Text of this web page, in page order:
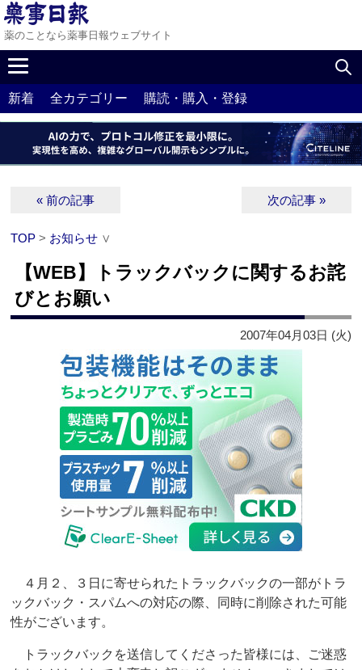
薬のことなら薬事日報ウェブサイト
新着 全カテゴリー 購読・購入・登録
« 前の記事 次の記事 »
TOP > お知らせ ∨
【WEB】トラックバックに関するお詫
びとお願い
2007年04月03日 (火)
４月２、３日に寄せられたトラックバックの一部がトラ
ックバック・スパムへの対応の際、同時に削除された可能
性がございます。
トラックバックを送信してくださった皆様には、ご迷惑